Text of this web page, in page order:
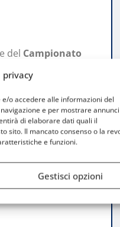
privacy
o accedere alle informazioni del
e per mostrare
di elaborare dati quali il
sito. Il mancato consenso o la
e funzioni.
Gestisci opzioni
del Campionato
finale in
Rally1 Hybrid
del circuito di
sul rettilineo dei